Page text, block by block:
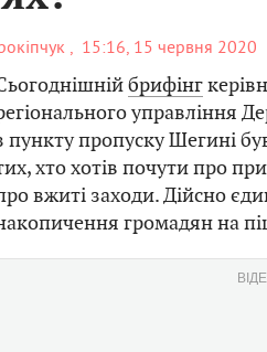
, 15:16, 15 червня 2020
брифінг
управління
пункту пропуску Шегині
хто хотів почути про
вжиті заходи. Дійсно
громадян на